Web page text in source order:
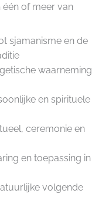
of meer van
sjamanisme en de
waarneming
en spirituele
ceremonie en
en toepassing in
volgende